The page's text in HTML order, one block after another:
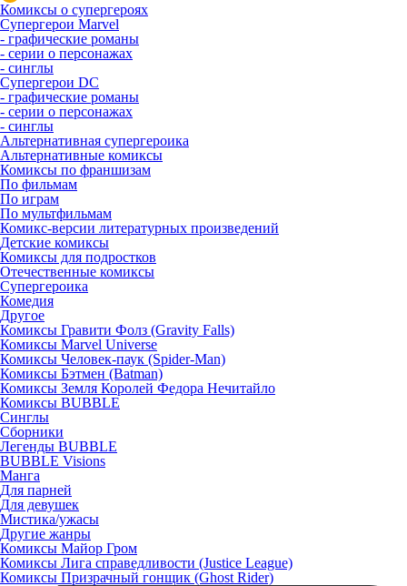
Комиксы о супергероях
Супергерои Marvel
- графические романы
- серии о персонажах
- синглы
Супергерои DC
- графические романы
- серии о персонажах
- синглы
Альтернативная супергероика
Альтернативные комиксы
Комиксы по франшизам
По фильмам
По играм
По мультфильмам
Комикс-версии литературных произведений
Детские комиксы
Комиксы для подростков
Отечественные комиксы
Супергероика
Комедия
Другое
Комиксы Гравити Фолз (Gravity Falls)
Комиксы Marvel Universe
Комиксы Человек-паук (Spider-Man)
Комиксы Бэтмен (Batman)
Комиксы Земля Королей Федора Нечитайло
Комиксы BUBBLE
Синглы
Сборники
Легенды BUBBLE
BUBBLE Visions
Манга
Для парней
Для девушек
Мистика/ужасы
Другие жанры
Комиксы Майор Гром
Комиксы Лига справедливости (Justice League)
Комиксы Призрачный гонщик (Ghost Rider)